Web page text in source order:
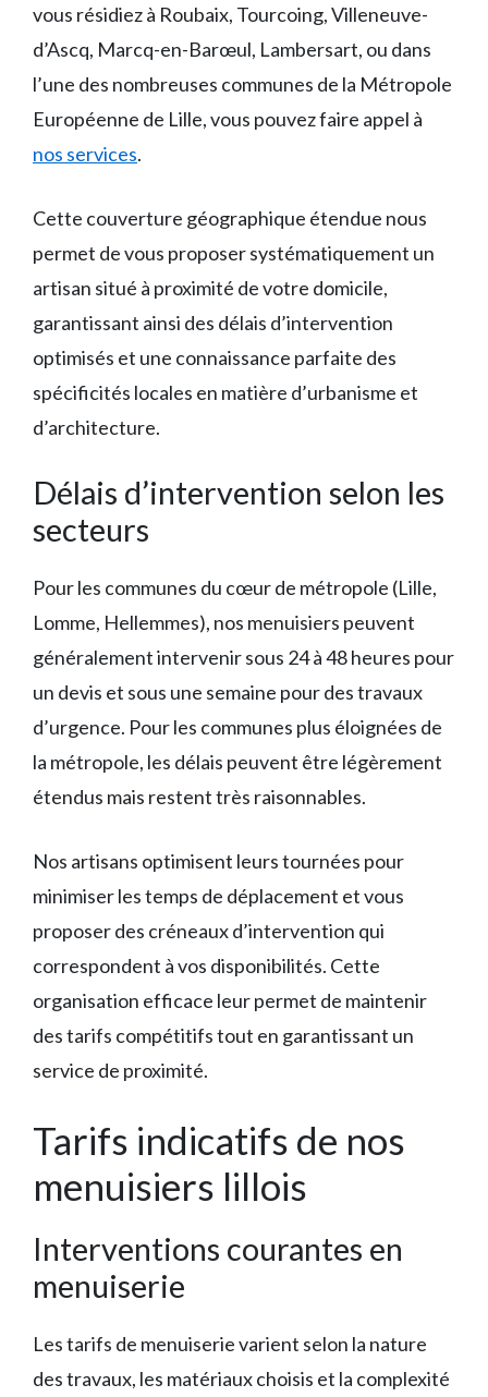
vous résidiez à Roubaix, Tourcoing, Villeneuve-
d’Ascq, Marcq-en-Barœul, Lambersart, ou dans
l’une des nombreuses communes de la Métropole
Européenne de Lille, vous pouvez faire appel à
nos services.
Cette couverture géographique étendue nous
permet de vous proposer systématiquement un
artisan situé à proximité de votre domicile,
garantissant ainsi des délais d’intervention
optimisés et une connaissance parfaite des
spécificités locales en matière d’urbanisme et
d’architecture.
Délais d’intervention selon les
secteurs
Pour les communes du cœur de métropole (Lille,
Lomme, Hellemmes), nos menuisiers peuvent
généralement intervenir sous 24 à 48 heures pour
un devis et sous une semaine pour des travaux
d’urgence. Pour les communes plus éloignées de
la métropole, les délais peuvent être légèrement
étendus mais restent très raisonnables.
Nos artisans optimisent leurs tournées pour
minimiser les temps de déplacement et vous
proposer des créneaux d’intervention qui
correspondent à vos disponibilités. Cette
organisation efficace leur permet de maintenir
des tarifs compétitifs tout en garantissant un
service de proximité.
Tarifs indicatifs de nos
menuisiers lillois
Interventions courantes en
menuiserie
Les tarifs de menuiserie varient selon la nature
des travaux, les matériaux choisis et la complexité